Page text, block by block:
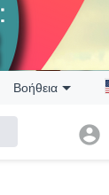
Βοήθεια
account_circle